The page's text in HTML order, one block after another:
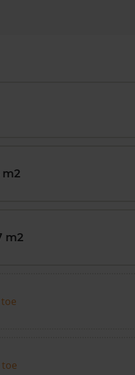
m2
m2
toe